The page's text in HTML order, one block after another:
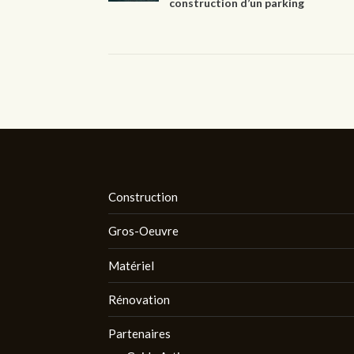
Construction
Gros-Oeuvre
Matériel
Rénovation
Partenaires